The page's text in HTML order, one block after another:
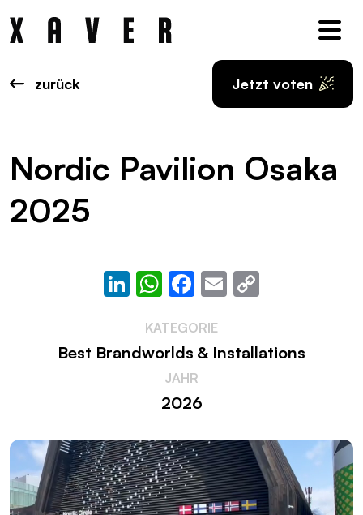
zurück Jetzt voten
Nordic Pavilion Osaka
2025
LinkedIn
WhatsApp
Facebook
Email
KATEGORIE
Best Brandworlds & Installations
JAHR
2026